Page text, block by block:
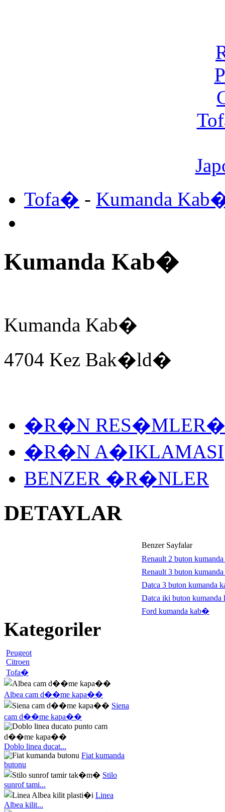
Tofa� - Kumanda
Kumanda Kab�
Kumanda Kab�
4704 Kez Bak�ld�
�R�N RES�MLER�
�R�N A�IKLAMASI
BENZER �R�NLER
DETAYLAR
Benzer Sayfalar
Renault 2 buton
Renault 3 buton
Datca 3 buton kumanda
Datca iki buton
Ford kumanda kab�
Kategoriler
Peugeot
Citroen
Tofa�
Albea cam d��me kapa��
Siena
cam d��me kapa��
Doblo linea ducat...
Fiat kumanda
butonu
Stilo
sunrof tami...
Linea
Albea kilit...